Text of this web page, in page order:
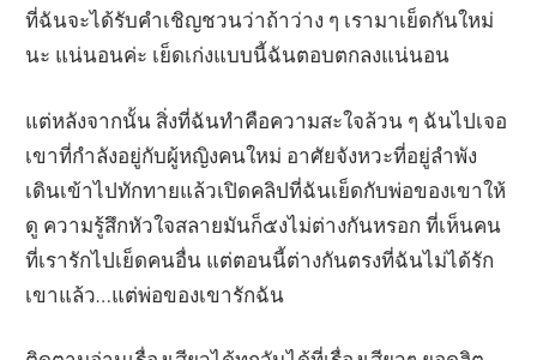
ที่ฉันจะได้รับคำเชิญชวนว่าถ้าว่าง ๆ เรามาเย็ดกันใหม่
นะ แน่นอนค่ะ เย็ดเก่งแบบนี้ฉันตอบตกลงแน่นอน
แต่หลังจากนั้น สิ่งที่ฉันทำคือความสะใจล้วน ๆ ฉันไปเจอ
เขาที่กำลังอยู่กับผู้หญิงคนใหม่ อาศัยจังหวะที่อยู่ลำพัง
เดินเข้าไปทักทายแล้วเปิดคลิปที่ฉันเย็ดกับพ่อของเขาให้
ดู ความรู้สึกหัวใจสลายมันก็๕งไม่ต่างกันหรอก ที่เห็นคน
ที่เรารักไปเย็ดคนอื่น แต่ตอนนี้ต่างกันตรงที่ฉันไม่ได้รัก
เขาแล้ว…แต่พ่อของเขารักฉัน